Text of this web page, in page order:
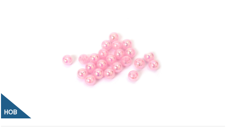
да
анализираме
трафика и
да
показваме
НОВ